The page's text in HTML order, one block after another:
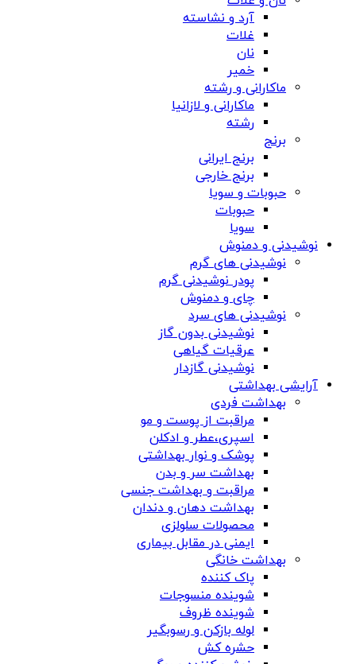
آرد و نشاسته
غلات
نان
خمیر
ماکارانی و رشته
ماکارانی و لازانیا
رشته
برنج
برنج ایرانی
برنج خارجی
حبوبات و سویا
حبوبات
سویا
نوشیدنی و دمنوش
نوشیدنی های گرم
پودر نوشیدنی گرم
چای و دمنوش
نوشیدنی های سرد
نوشیدنی بدون گاز
عرقیات گیاهی
نوشیدنی گازدار
آرایشی بهداشتی
بهداشت فردی
مراقبت از پوست و مو
اسپری،عطر و ادکلن
پوشک و نوار بهداشتی
بهداشت سر و بدن
مراقبت و بهداشت جنسی
بهداشت دهان و دندان
محصولات سلولزی
ایمنی در مقابل بیماری
بهداشت خانگی
پاک کننده
شوینده منسوجات
شوینده ظروف
لوله بازکن و رسوبگیر
حشره کش